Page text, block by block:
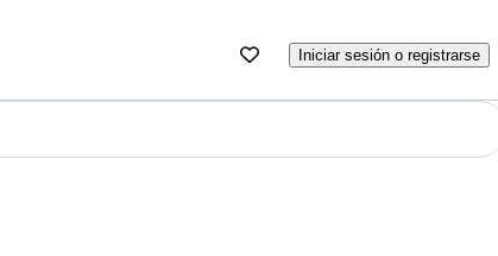
Iniciar sesión o registrarse